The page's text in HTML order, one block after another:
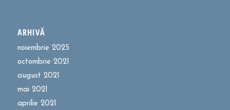
ARHIVĂ
noiembrie 2025
octombrie 2021
august 2021
mai 2021
aprilie 2021